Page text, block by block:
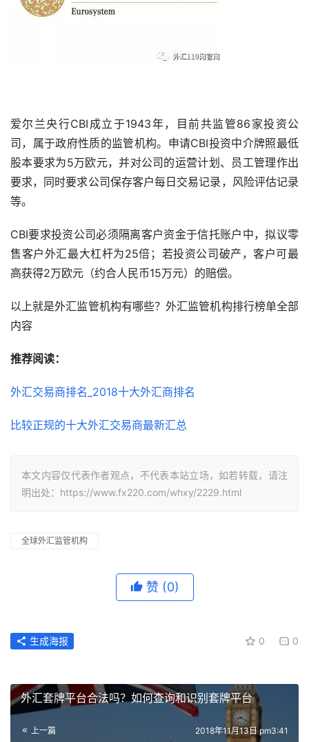
爱尔兰央行CBI成立于1943年，目前共监管86家投资公
司，属于政府性质的监管机构。申请CBI投资中介牌照最低
股本要求为5万欧元，并对公司的运营计划、员工管理作出
要求，同时要求公司保存客户每日交易记录，风险评估记录
等。
CBI要求投资公司必须隔离客户资金于信托账户中，拟议零
售客户外汇最大杠杆为25倍；若投资公司破产，客户可最
高获得2万欧元（约合人民币15万元）的赔偿。
以上就是外汇监管机构有哪些？外汇监管机构排行榜单全部
内容
推荐阅读：
外汇交易商排名_2018十大外汇商排名
比较正规的十大外汇交易商最新汇总
本文内容仅代表作者观点，不代表本站立场，如若转载，请注
明出处：https://www.fx220.com/whxy/2229.html
全球外汇监管机构
赞 (0)
0 0
生成海报
外汇套牌平台合法吗？如何查询和识别套牌平台
上一篇 2018年11月13日 pm3:41